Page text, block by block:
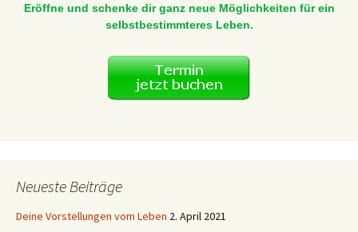
Eröffne und schenke dir ganz neue Möglichkeiten für ein
selbstbestimmteres Leben.
Neueste Beiträge
Deine Vorstellungen vom Leben 2. April 2021